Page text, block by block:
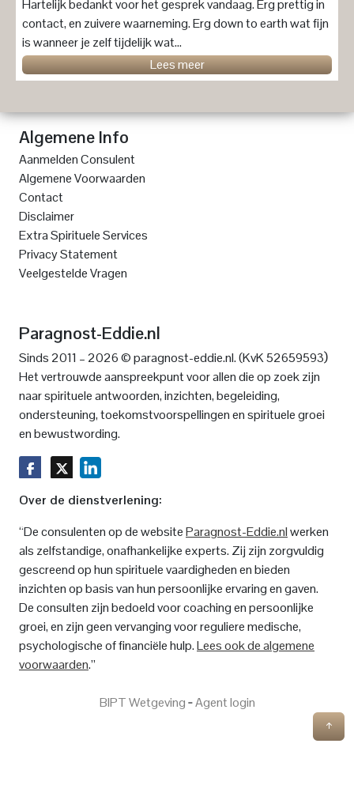
Hartelijk bedankt voor het gesprek vandaag. Erg prettig in
contact, en zuivere waarneming. Erg down to earth wat fijn
is wanneer je zelf tijdelijk wat...
Lees meer
Algemene Info
Aanmelden Consulent
Algemene Voorwaarden
Contact
Disclaimer
Extra Spirituele Services
Privacy Statement
Veelgestelde Vragen
Paragnost-Eddie.nl
Sinds 2011 – 2026 © paragnost-eddie.nl. (KvK 52659593)
Het vertrouwde aanspreekpunt voor allen die op zoek zijn
naar spirituele antwoorden, inzichten, begeleiding,
ondersteuning, toekomstvoorspellingen en spirituele groei
en bewustwording.
Over de dienstverlening:
“De consulenten op de websiteParagnost-Eddie.nlwerken
als zelfstandige, onafhankelijke experts. Zij zijn zorgvuldig
gescreend op hun spirituele vaardigheden en bieden
inzichten op basis van hun persoonlijke ervaring en gaven.
De consulten zijn bedoeld voor coaching en persoonlijke
groei, en zijn geen vervanging voor reguliere medische,
psychologische of financiële hulp.Lees ook de algemene
voorwaarden.”
BIPT Wetgeving‐Agent login